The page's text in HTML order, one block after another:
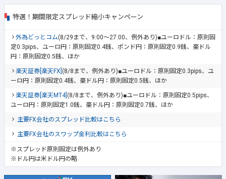
特選！期間限定スプレッド縮小キャンペーン
外為どっとコム(8/29まで、9:00～27:00、例外あり)■ユーロドル：原則固
定0.3pips、ユーロ円：原則固定0.4銭、ポンド円：原則固定0.9銭、豪ドル
円：原則固定0.5銭、ほか
楽天証券[楽天FX] (8/8まで、例外あり)■ユーロドル：原則固定0.3pips、ユ
ーロ円：原則固定0.4銭、豪ドル円：原則固定0.5銭、ほか
楽天証券[楽天MT4] (8/8まで、例外あり)■ユーロドル：原則固定0.5pips、
ユーロ円：原則固定1.0銭、豪ドル円：原則固定0.7銭、ほか
主要FX会社のスプレッド比較はこちら
主要FX会社のスワップ金利比較はこちら
※スプレッド原則固定は例外あり
※ドル円は米ドル円の略